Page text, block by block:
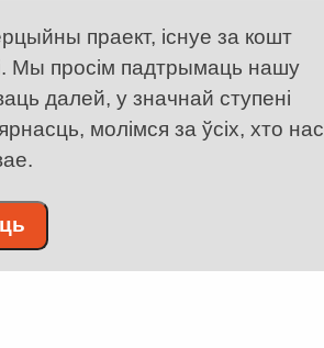
праект, існуе за кошт
Мы просім падтрымаць нашу
далей, у значнай ступені
молімся за ўсіх, хто нас